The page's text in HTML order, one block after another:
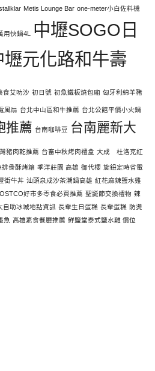
Metis Lounge Bar one-meter小白佐料機
用快鍋4L
中壢SOGO日
壢元化路和牛壽
食艾叻沙 初日號 初魚鐵板燒包廂 匈牙利綿羊豬
風扇 台北中山區和牛推薦 台北公館平價小火鍋
推薦 台南咖啡豆 台南麗新大
豬肉乾推薦 台畜中秋烤肉禮盒 大成 杜洛克紅
骨酥烤箱 季洋莊園 高雄 御代櫻 旋鈕定時省電
街牛丼 汕頭泉成沙茶潮鍋高雄 紅花麻辣鹽水雞
好市多零食必買推薦 聖誕節交換禮物 辣
自助冰城地點資訊 長輩生日蛋糕 長輩蛋糕 防燙
魚 高雄素食餐廳推薦 鮮鹽堂泰式鹽水雞 價位